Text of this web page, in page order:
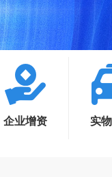
企业增资 实